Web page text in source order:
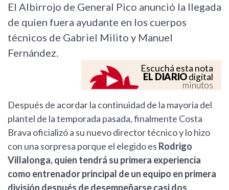
El Albirrojo de General Pico anunció la llegada
de quien fuera ayudante en los cuerpos
técnicos de Gabriel Milito y Manuel
Fernández.
Escuchá esta nota
EL DIARIOdigital
minutos
Después de acordar la continuidad de la mayoría del
plantel de la temporada pasada, finalmente Costa
Brava oficializó a su nuevo director técnico y lo hizo
con una sorpresa porque el elegido es Rodrigo
Villalonga, quien tendrá su primera experiencia
como entrenador principal de un equipo en primera
división después de desempeñarse casi dos